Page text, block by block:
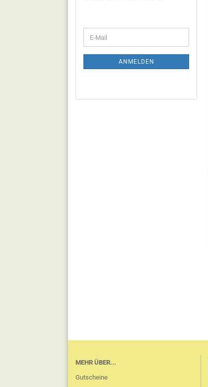
ZUR
ANMELDUNG
E-
Mail
ANMELDEN
MEHR ÜBER...
Gutscheine